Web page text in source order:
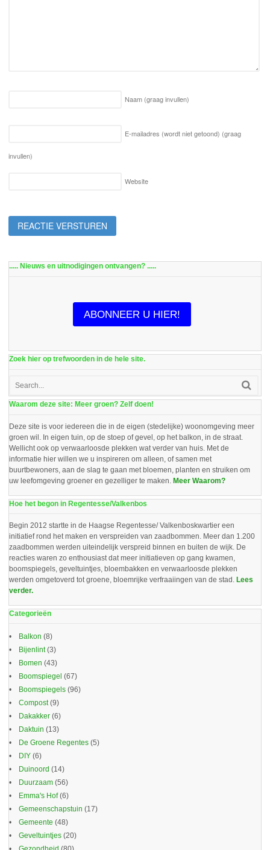
Naam (graag invullen)
E-mailadres (wordt niet getoond) (graag
invullen)
Website
..... Nieuws en uitnodigingen ontvangen? .....
ABONNEER U HIER!
Zoek hier op trefwoorden in de hele site.
Waarom deze site: Meer groen? Zelf doen!
Deze site is voor iedereen die in de eigen (stedelijke) woonomgeving meer
groen wil. In eigen tuin, op de stoep of gevel, op het balkon, in de straat.
Wellicht ook op verwaarloosde plekken wat verder van huis. Met de
informatie hier willen we u inspireren om alleen, of samen met
buurtbewoners, aan de slag te gaan met bloemen, planten en struiken om
uw leefomgeving groener en gezelliger te maken. Meer Waarom?
Hoe het begon in Regentesse/Valkenbos
Begin 2012 startte in de Haagse Regentesse/ Valkenboskwartier een
initiatief rond het maken en verspreiden van zaadbommen. Meer dan 1.200
zaadbommen werden uiteindelijk verspreid binnen en buiten de wijk. De
reacties waren zo enthousiast dat meer initiatieven op gang kwamen,
boomspiegels, geveltuintjes, bloembakken en verwaarloosde plekken
werden omgetoverd tot groene, bloemrijke verfraaiingen van de stad. Lees
verder.
Categorieën
Balkon (8)
Bijenlint(3)
Bomen (43)
Boomspiegel (67)
Boomspiegels (96)
Compost(9)
Dakakker (6)
Daktuin (13)
De Groene Regentes (5)
DIY (6)
Duinoord (14)
Duurzaam (56)
Emma's Hof(6)
Gemeenschapstuin (17)
Gemeente (48)
Geveltuintjes (20)